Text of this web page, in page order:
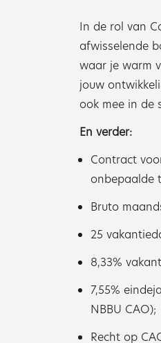
In de rol van
afwisselende
waar je warm
jouw
ook mee in de
En verder:
Contract
onbepaalde
Bruto
25
8,33%
7,55%
NBBU CAO);
Recht op